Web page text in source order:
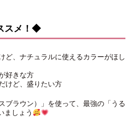
スメ！◆
ど、ナチュラルに使えるカラーがほし
好きな方
けど、盛りたい方
ブラウン）」を使って、最強の「うる
ましょう